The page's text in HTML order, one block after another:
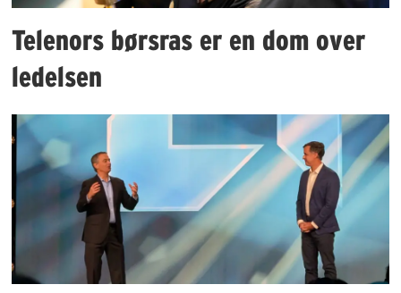
Telenors børsras er en dom over
ledelsen